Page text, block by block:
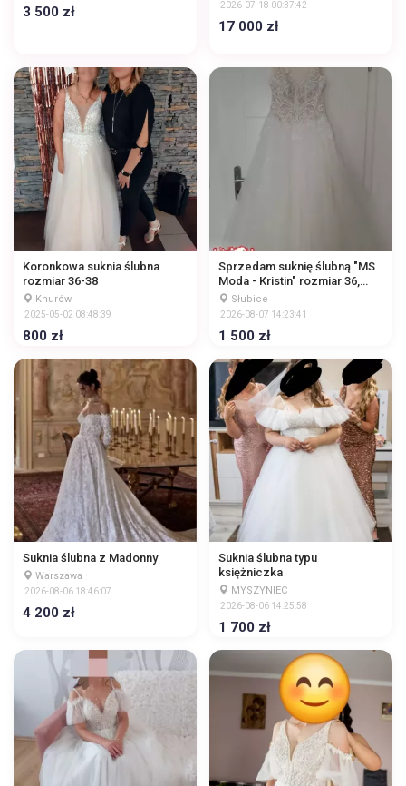
3 500 zł
żywo, jak i na zdję
2026-07-18 00:37:42
17 000 zł
Koronkowa suknia ślubna
rozmiar 36-38
Knurów
2025-05-02 08:48:39
800 zł
Sprzedam suknię ślubną "MS
Moda - Kristin" rozmiar 36,
nieuszkodzona, była
czyszczona chemicznie
Słubice
2026-08-07 14:23:41
1 500 zł
Suknia ślubna z Madonny
Warszawa
2026-08-06 18:46:07
4 200 zł
Suknia ślubna typu
księżniczka
MYSZYNIEC
2026-08-06 14:25:58
1 700 zł